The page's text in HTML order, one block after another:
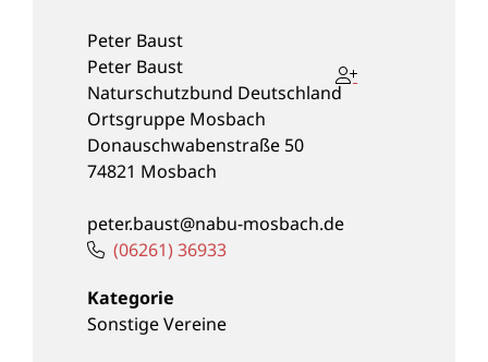
Peter Baust
Peter Baust
Naturschutzbund Deutschland
Ortsgruppe Mosbach
Donauschwabenstraße 50
74821 Mosbach
peter.baust@nabu-mosbach.de
(06261) 36933
Sonstige Vereine